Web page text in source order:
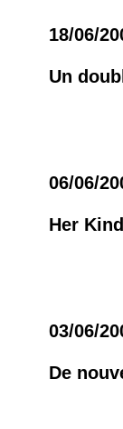
18/06/
Un
06/06/
Her
03/06/
De